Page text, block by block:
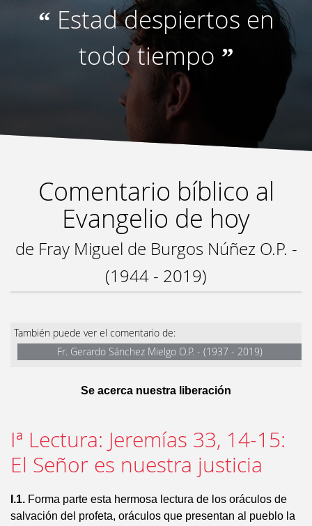
“ Estad despiertos en
todo tiempo ”
Comentario bíblico al
Evangelio de hoy
de Fray Miguel de Burgos Núñez O.P. -
(1944 - 2019)
También puede ver el comentario de:
Fr. Gerardo Sánchez Mielgo O.P. - (1937 - 2019)
Se acerca nuestra liberación
Iª Lectura: Jeremías 33, 14-15:
El Señor es nuestra justicia
I.1. Forma parte esta hermosa lectura de los oráculos de
salvación del profeta, oráculos que presentan al pueblo la